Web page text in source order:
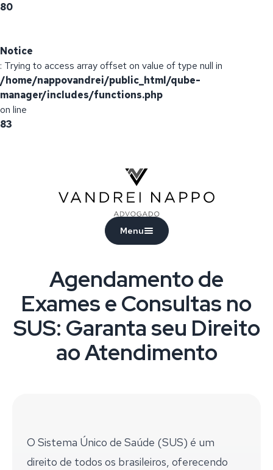
80
Notice
: Trying to access array offset on value of type null in
/home/nappovandrei/public_html/qube-
manager/includes/functions.php
on line
83
Menu
Agendamento de
Exames e Consultas no
SUS: Garanta seu Direito
ao Atendimento
O Sistema Único de Saúde (SUS) é um
direito de todos os brasileiros, oferecendo